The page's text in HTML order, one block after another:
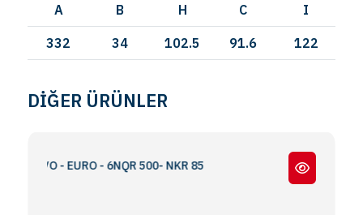
A B H C I
332 34 102.5 91.6 122
DİĞER ÜRÜNLER
- EURO - 6NQR 500- NKR 85